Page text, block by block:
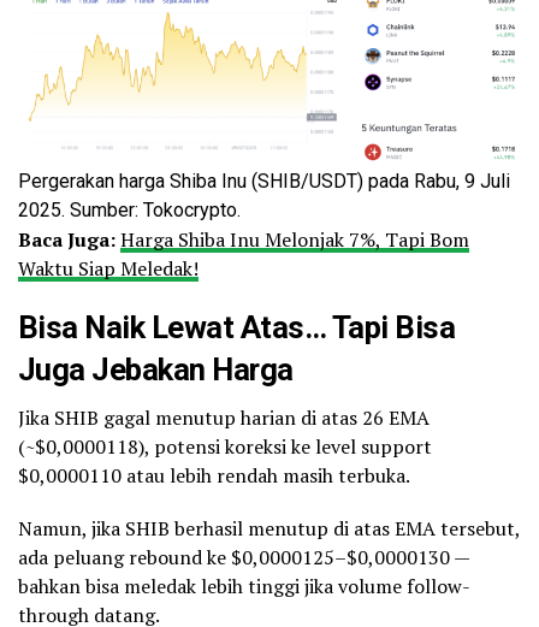
Pergerakan harga Shiba Inu (SHIB/USDT) pada Rabu, 9 Juli
2025. Sumber: Tokocrypto.
Baca Juga:Harga Shiba Inu Melonjak 7%, Tapi Bom
Waktu Siap Meledak!
Bisa Naik Lewat Atas… Tapi Bisa
Juga Jebakan Harga
Jika SHIB gagal menutup harian di atas 26 EMA
(~$0,0000118), potensi koreksi ke level support
$0,0000110 atau lebih rendah masih terbuka.
Namun, jika SHIB berhasil menutup di atas EMA tersebut,
ada peluang rebound ke $0,0000125–$0,0000130 —
bahkan bisa meledak lebih tinggi jika volume follow-
through datang.